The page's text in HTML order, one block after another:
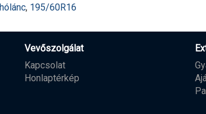
hólánc, 195/60R16
Vevőszolgálat
Kapcsolat
Honlaptérkép